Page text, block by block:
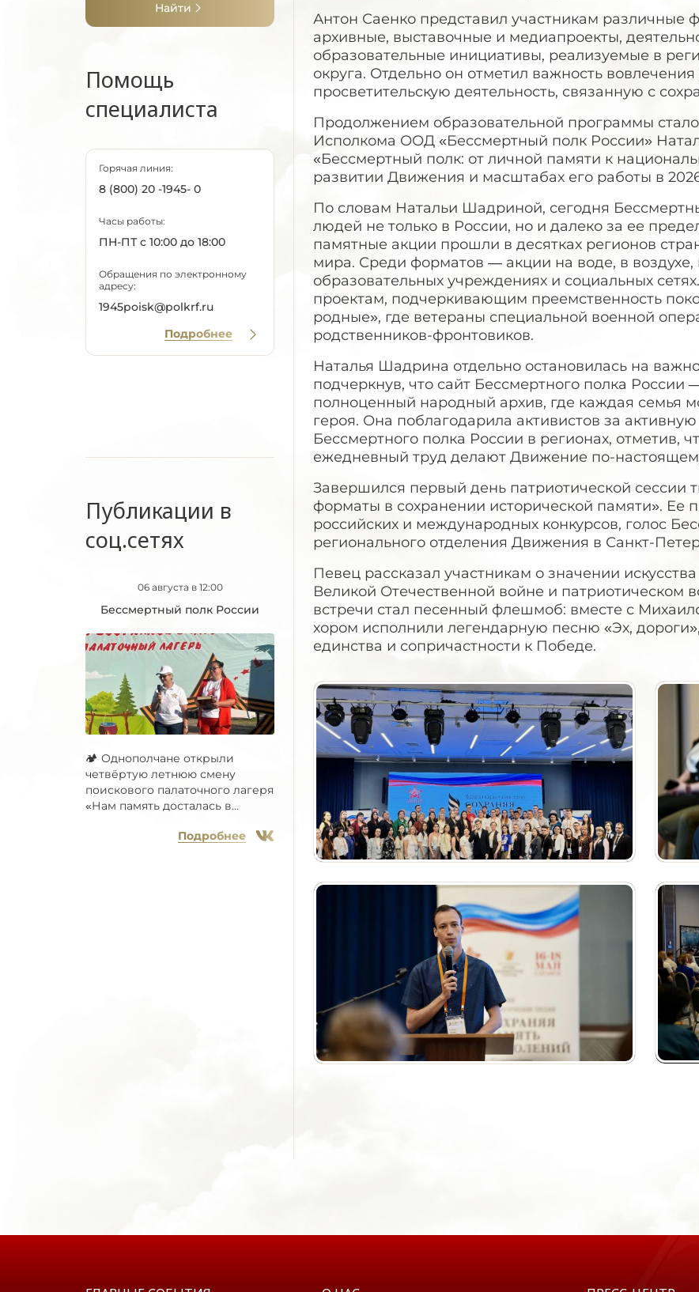
Найти
Помощь
специалиста
Горячая линия:
8 (800) 20 -1945- 0
Часы работы:
ПН-ПТ с 10:00 до 18:00
Обращения по электронному
адресу:
1945poisk@polkrf.ru
Подробнее
Публикации в
соц.сетях
06 августа в 12:00
Бессмертный полк России
🏕 Однополчане открыли
четвёртую летнюю смену
поискового палаточного лагеря
«Нам память досталась в...
Подробнее
Антон Саенко представил участникам различные
архивные, выставочные и медиапроекты,
образовательные инициативы, реализуемые в
округа. Отдельно он отметил важность
просветительскую деятельность, связанную с
Продолжением образовательной программы
Исполкома ООД «Бессмертный полк России»
«Бессмертный полк: от личной памяти к
развитии Движения и масштабах его работы в
По словам Натальи Шадриной, сегодня
людей не только в России, но и далеко за ее
памятные акции прошли в десятках регионов
мира. Среди форматов — акции на воде, в воздухе,
образовательных учреждениях и социальных
проектам, подчеркивающим преемственность
родные», где ветераны специальной военной
родственников-фронтовиков.
Наталья Шадрина отдельно остановилась на
подчеркнув, что сайт Бессмертного полка России
полноценный народный архив, где каждая семья
героя. Она поблагодарила активистов за
Бессмертного полка России в регионах, отметив,
ежедневный труд делают Движение по-
Завершился первый день патриотической сессии
форматы в сохранении исторической памяти». Ее
российских и международных конкурсов, голос
регионального отделения Движения в Санкт-
Певец рассказал участникам о значении
Великой Отечественной войне и патриотическом
встречи стал песенный флешмоб: вместе с
хором исполнили легендарную песню «Эх,
единства и сопричастности к Победе.